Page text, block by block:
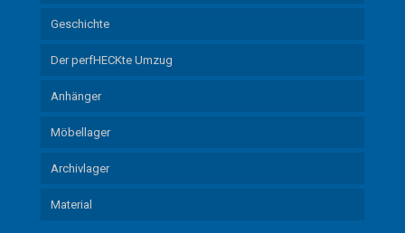
Geschichte
Der perfHECKte Umzug
Anhänger
Möbellager
Archivlager
Material